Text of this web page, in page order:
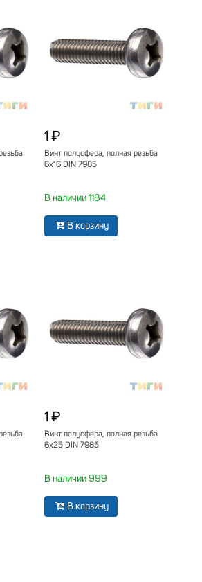
1 ₽
Винт полусфера, полная резьба
6х16 DIN 7985
В наличии 1184
В корзину
1 ₽
Винт полусфера, полная резьба
6х25 DIN 7985
В наличии 999
В корзину